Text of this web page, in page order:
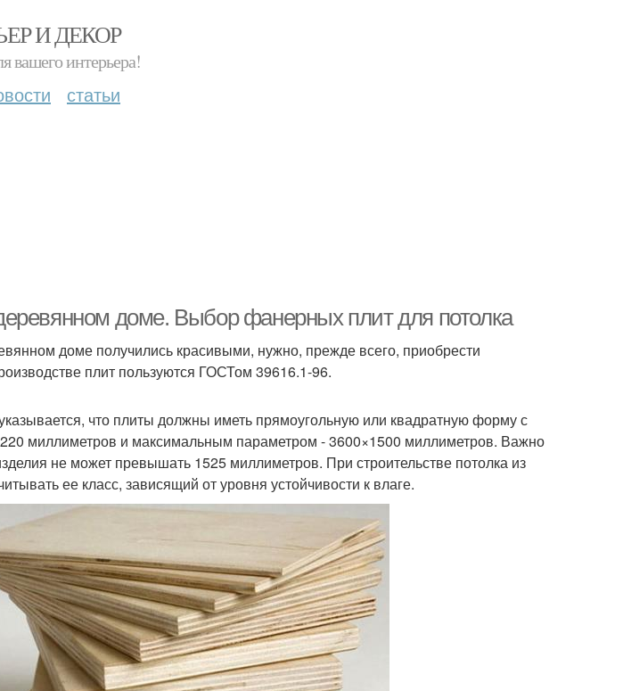
И ДЕКОР
вашего интерьера!
статьи
доме. Выбор фанерных плит для потолка
доме получились красивыми, нужно, прежде всего, приобрести
плит пользуются ГОСТом 39616.1-96.
что плиты должны иметь прямоугольную или квадратную форму с
миллиметров и максимальным параметром - 3600×1500 миллиметров. Важно
не может превышать 1525 миллиметров. При строительстве потолка из
ее класс, зависящий от уровня устойчивости к влаге.